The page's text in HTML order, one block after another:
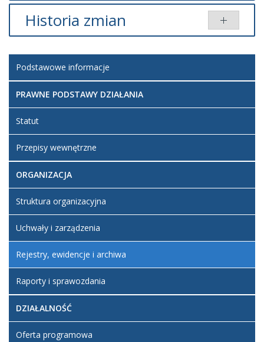
Brak załączników.
Historia zmian
Artykuł
został
utworzony.
środa, 17
wrzesień
2025 09:09
Smiatek
Podstawowe informacje
PRAWNE PODSTAWY DZIAŁANIA
Statut
Przepisy wewnętrzne
ORGANIZACJA
Struktura organizacyjna
Uchwały i zarządzenia
Rejestry, ewidencje i archiwa
Raporty i sprawozdania
DZIAŁALNOŚĆ
Oferta programowa